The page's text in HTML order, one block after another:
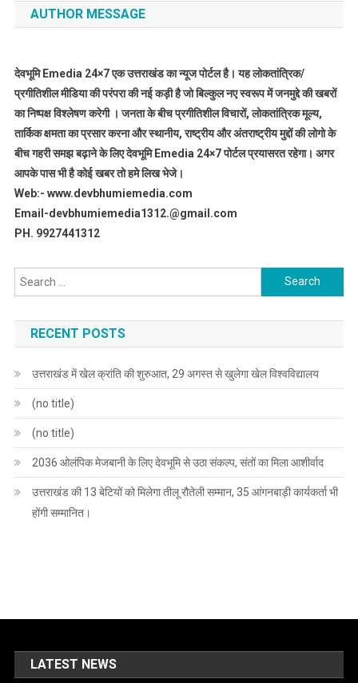
AUTHOR MESSAGE
देवभूमि Emedia 24×7 एक उत्तराखंड का न्यूज पोर्टल है। यह लोकतांत्रिक/
प्रगीतिशील मीडिया की परंपरा की नई कड़ी है जो बिल्कुल नए स्वरूप में जनमुद्दे की खबरों
का निष्पक्ष विश्लेषण करेगी । जनता के बीच प्रगीतिशील विचारों, लोकतांत्रिक मूल्य,
तार्किक क्षमता का प्रसार करना और स्थानीय, राष्ट्रीय और अंतराष्ट्रीय मुद्दों की लोगो के
बीच गहरी समझ बढ़ाने के लिए देवभूमि Emedia 24×7 पोर्टल प्रयासरत रहेगा। अगर
आपके पास भी है कोई खबर तो हमे लिख भेजे।
Web:- www.devbhumiemedia.com
Email-devbhumiemedia1312.@gmail.com
PH. 9927441312
Search
for:
RECENT POSTS
उत्तराखंड में खेल क्रांति की शुरुआत, 29 अगस्त से खुलेगा खेल विश्वविद्यालय
(no title)
(no title)
2036 ओलंपिक मेजबानी के लिए देवभूमि से उठा संकल्प, संतों का मिला आशीर्वाद
उत्तराखंड की 13 बेटियों को मिलेगा तीलू रौतेली सम्मान, 35 आंगनबाड़ी कार्यकर्ता भी
होंगी सम्मानित।
LATEST NEWS